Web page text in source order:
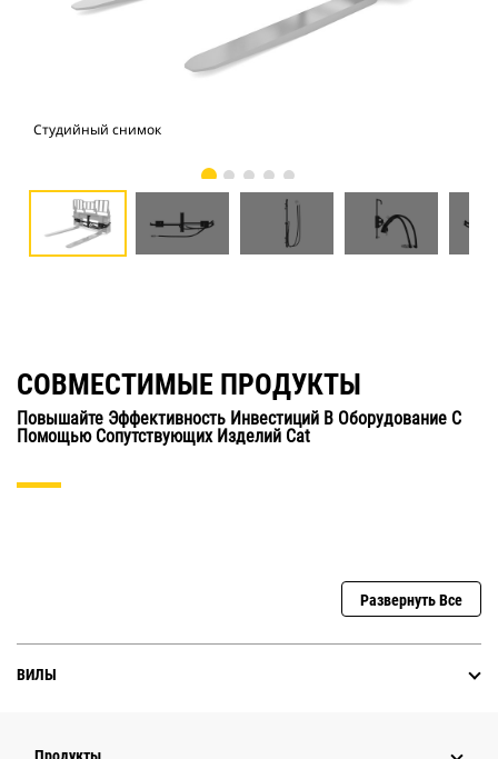
Студийный снимок
СОВМЕСТИМЫЕ ПРОДУКТЫ
Повышайте Эффективность Инвестиций В Оборудование С
Помощью Сопутствующих Изделий Cat
Развернуть Все
ВИЛЫ